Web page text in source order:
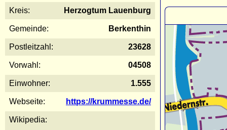
Kreis: Herzogtum Lauenburg
Gemeinde: Berkenthin
Postleitzahl: 23628
Vorwahl: 04508
Einwohner: 1.555
Webseite: https://krummesse.de/
Wikipedia: